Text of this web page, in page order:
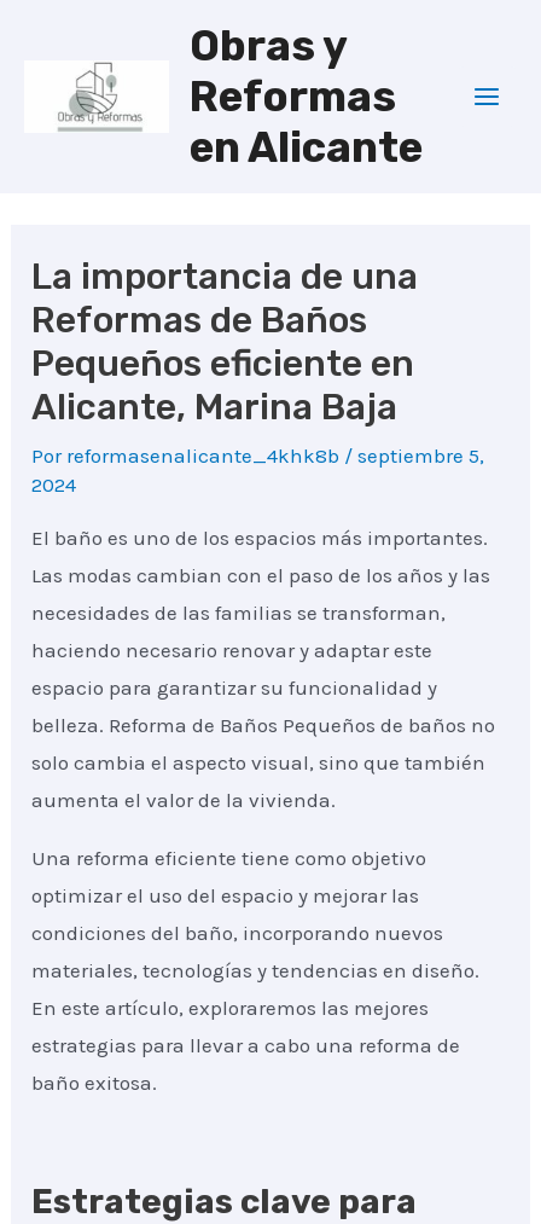
contenido
Obras y
Reformas
en Alicante
La importancia de una
Reformas de Baños
Pequeños eficiente en
Alicante, Marina Baja
Por reformasenalicante_4khk8b /septiembre 5,
2024
El baño es uno de los espacios más importantes.
Las modas cambian con el paso de los años y las
necesidades de las familias se transforman,
haciendo necesario renovar y adaptar este
espacio para garantizar su funcionalidad y
belleza. Reforma de Baños Pequeños de baños no
solo cambia el aspecto visual, sino que también
aumenta el valor de la vivienda.
Una reforma eficiente tiene como objetivo
optimizar el uso del espacio y mejorar las
condiciones del baño, incorporando nuevos
materiales, tecnologías y tendencias en diseño.
En este artículo, exploraremos las mejores
estrategias para llevar a cabo una reforma de
baño exitosa.
Estrategias clave para